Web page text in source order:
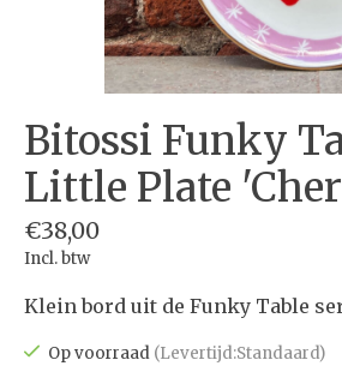
Bitossi Funky
Little Plate
€38,00
Incl. btw
Klein bord uit de Funky Table
Op voorraad (Levertijd:Standaard)